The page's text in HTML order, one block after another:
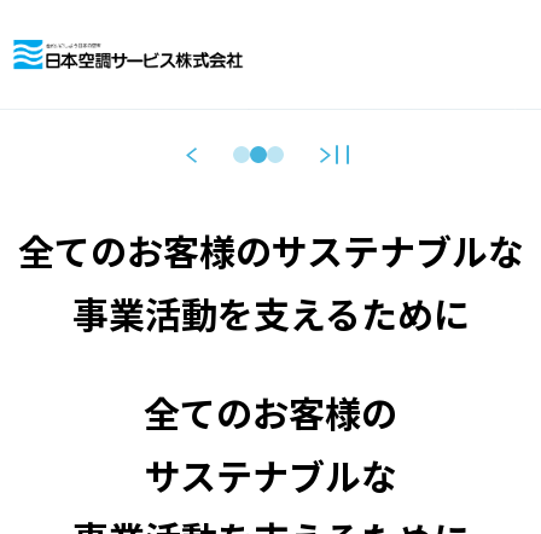
全てのお客様のサステナブルな
事業活動を支えるために
全てのお客様の
サステナブルな